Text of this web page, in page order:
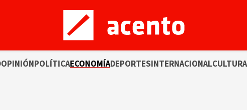
OPINIÓNPOLÍTICAECONOMÍADEPORTESINTERNACIONALCULTURA